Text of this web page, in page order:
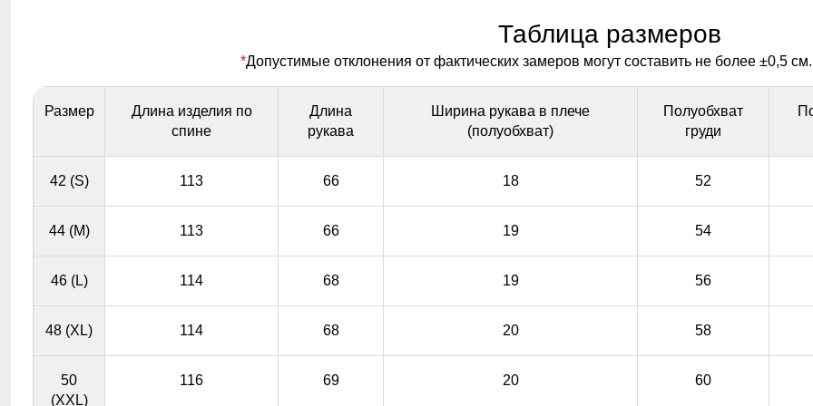
надежность, которая окупится с годами.
Ветрозащитная планка
через молнию куртки.
Таблица размеров
*Допустимые отклонения от фактических замеров могут составить не более ±0,5
Размер
Длина изделия по
спине
Длина
рукава
Ширина рукава в плече
(полуобхват)
Полуобхват
груди
42 (S) 113 66 18 52
44 (M) 113 66 19 54
46 (L) 114 68 19 56
48 (XL) 114 68 20 58
50
(XXL)
116 69 20 60